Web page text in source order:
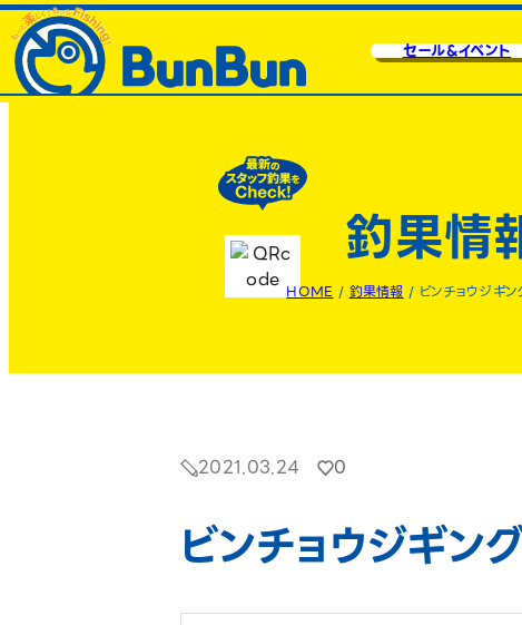
セール&イベント
釣果情
HOME / 釣果情報 / ビンチョウジギン
2021.03.24 0
ビンチョウジギン